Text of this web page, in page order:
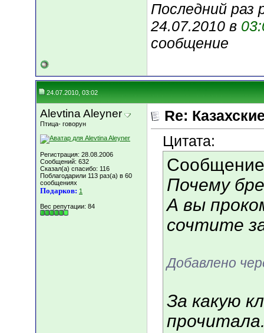
Последний раз
24.07.2010 в
сообщение
24.07.2010, 03:02
Alevtina Aleyner
Птица- говорун
Регистрация: 28.08.2006
Сообщений: 632
Сказал(а) спасибо: 116
Поблагодарили 113 раз(а) в 60
сообщениях
Подарков: 1
Вес репутации: 84
Re:
Цитата:
Почему
А вы
сочтите
Добавлено
За какую